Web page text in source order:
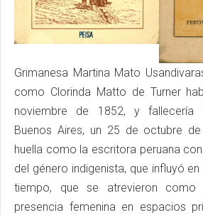
Grimanesa Martina Mato
como Clorinda Matto de Turner
noviembre de 1852, y fallecería
Buenos Aires, un 25 de octubre
huella como la escritora peruana
del género indigenista, que influyó
tiempo, que se atrevieron
presencia femenina en espacios